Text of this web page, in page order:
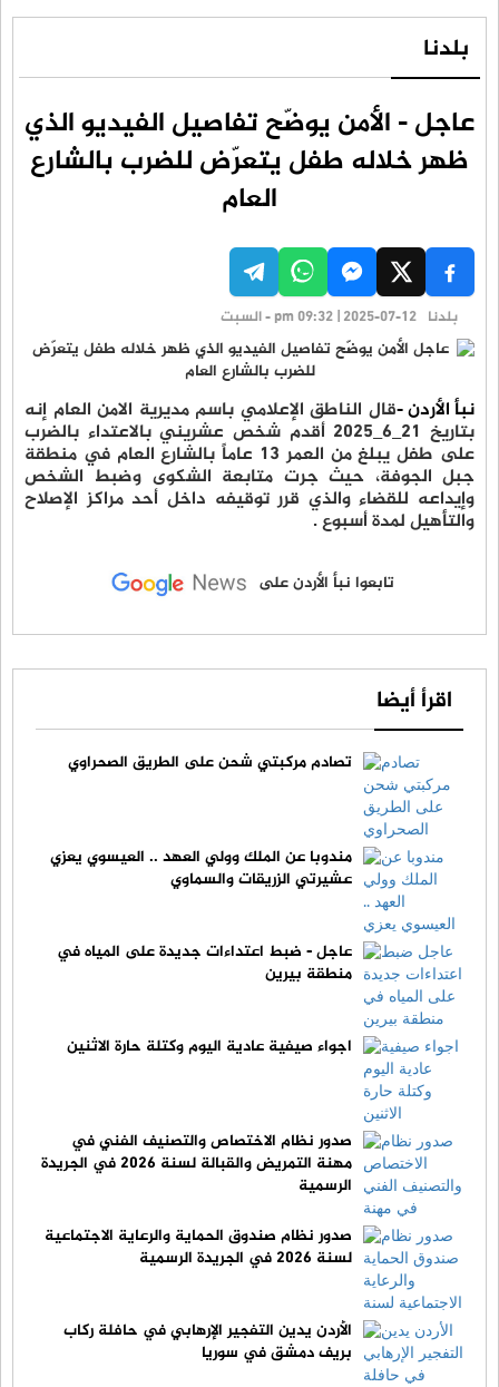
بلدنا
عاجل - الأمن يوضّح تفاصيل الفيديو الذي
ظهر خلاله طفل يتعرّض للضرب بالشارع
العام
بلدنا pm 09:32 | 2025-07-12 - السبت
نبأ الأردن -قال الناطق الإعلامي باسم مديرية الامن العام إنه
بتاريخ ٢١_٦_٢٠٢٥ أقدم شخص عشريني بالاعتداء بالضرب
على طفل يبلغ من العمر ١٣ عاماً بالشارع العام في منطقة
جبل الجوفة، حيث جرت متابعة الشكوى وضبط الشخص
وإيداعه للقضاء والذي قرر توقيفه داخل أحد مراكز الإصلاح
والتأهيل لمدة أسبوع .
تابعوا نبأ الأردن على
اقرأ أيضا
تصادم مركبتي شحن على الطريق الصحراوي
مندوبا عن الملك وولي العهد .. العيسوي يعزي
عشيرتي الزريقات والسماوي
عاجل - ضبط اعتداءات جديدة على المياه في
منطقة بيرين
اجواء صيفية عادية اليوم وكتلة حارة الاثنين
صدور نظام الاختصاص والتصنيف الفني في
مهنة التمريض والقبالة لسنة 2026 في الجريدة
الرسمية
صدور نظام صندوق الحماية والرعاية الاجتماعية
لسنة 2026 في الجريدة الرسمية
الأردن يدين التفجير الإرهابي في حافلة ركاب
بريف دمشق في سوريا